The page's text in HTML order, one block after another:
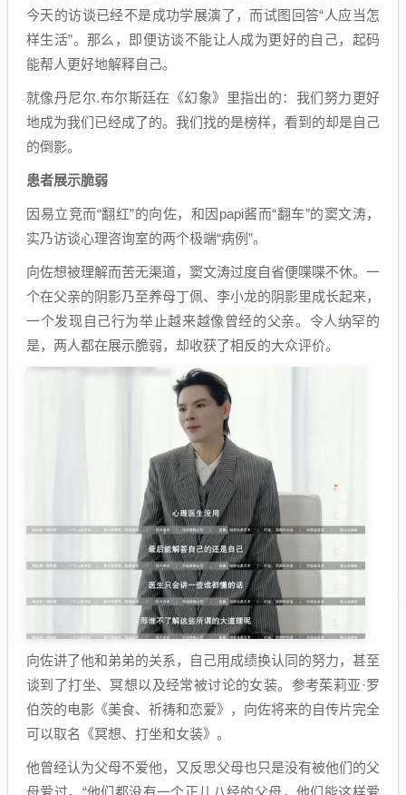
今天的访谈已经不是成功学展演了，而试图回答“人应当怎
样生活”。那么，即便访谈不能让人成为更好的自己，起码
能帮人更好地解释自己。
就像丹尼尔.布尔斯廷在《幻象》里指出的：我们努力更好
地成为我们已经成了的。我们找的是榜样，看到的却是自己
的倒影。
患者展示脆弱
因易立竞而“翻红”的向佐，和因papi酱而“翻车”的窦文涛，
实乃访谈心理咨询室的两个极端“病例”。
向佐想被理解而苦无渠道，窦文涛过度自省便喋喋不休。一
个在父亲的阴影乃至养母丁佩、李小龙的阴影里成长起来，
一个发现自己行为举止越来越像曾经的父亲。令人纳罕的
是，两人都在展示脆弱，却收获了相反的大众评价。
向佐讲了他和弟弟的关系，自己用成绩换认同的努力，甚至
谈到了打坐、冥想以及经常被讨论的女装。参考茱莉亚·罗
伯茨的电影《美食、祈祷和恋爱》，向佐将来的自传片完全
可以取名《冥想、打坐和女装》。
他曾经认为父母不爱他，又反思父母也只是没有被他们的父
母爱过。“他们都没有一个正儿八经的父母，他们能这样爱